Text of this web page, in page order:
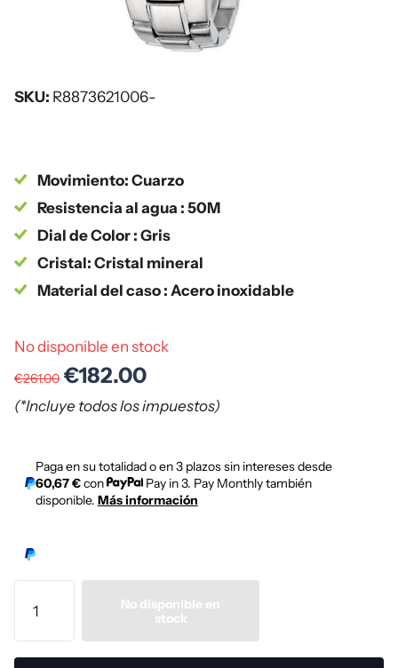
SKU: R8873621006-
Movimiento: Cuarzo
Resistencia al agua : 50M
Dial de Color : Gris
Cristal: Cristal mineral
Material del caso : Acero inoxidable
No disponible en stock
€261.00 €182.00
(*Incluye todos los impuestos)
Paga en su totalidad o en 3 plazos sin intereses desde
60,67 €con
Pay in 3. Pay Monthly también
disponible. Más información
No disponible en
stock